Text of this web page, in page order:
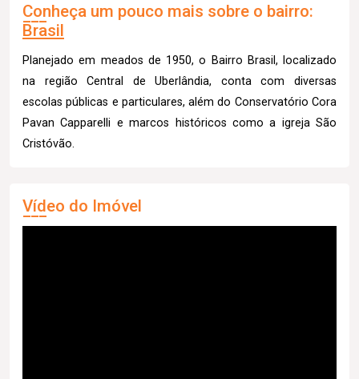
Conheça um pouco mais sobre o bairro:
Brasil
Planejado em meados de 1950, o Bairro Brasil, localizado
na região Central de Uberlândia, conta com diversas
escolas públicas e particulares, além do Conservatório Cora
Pavan Capparelli e marcos históricos como a igreja São
Cristóvão.
Vídeo do Imóvel